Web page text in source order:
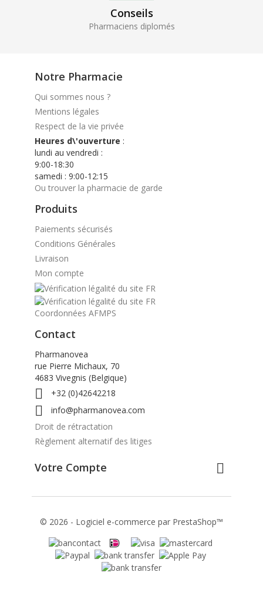
Conseils
Pharmaciens diplomés
Notre Pharmacie
Qui sommes nous ?
Mentions légales
Respect de la vie privée
Heures d\'ouverture :
lundi au vendredi :
9:00-18:30
samedi : 9:00-12:15
Ou trouver la pharmacie de garde
Produits
Paiements sécurisés
Conditions Générales
Livraison
Mon compte
Coordonnées AFMPS
Contact
Pharmanovea
rue Pierre Michaux, 70
4683 Vivegnis (Belgique)
 +32 (0)42642218

info@pharmanovea.com
Droit de rétractation
Règlement alternatif des litiges
Votre Compte 
© 2026 - Logiciel e-commerce par PrestaShop™